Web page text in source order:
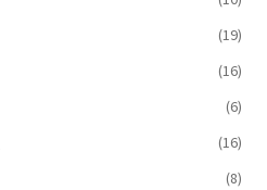
(19)
(16)
(6)
(16)
(8)